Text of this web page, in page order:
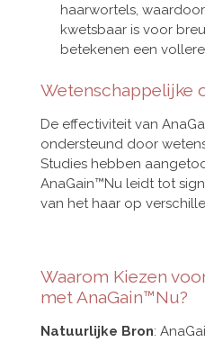
haarwortels,
kwetsbaar is voor
betekenen een
Wetenschappelijke
De effectiviteit van
ondersteund door
Studies hebben
AnaGain™Nu leidt tot
van het haar op
Waarom Kiezen
met AnaGain™Nu?
Natuurlijke Bron: